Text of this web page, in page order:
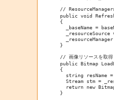
// ResourceManager
public void
{
_baseName =
_resourceSource
}
// 画像リソースを取得
public Bitmap
{
string resName
Stream stm =
return new
}